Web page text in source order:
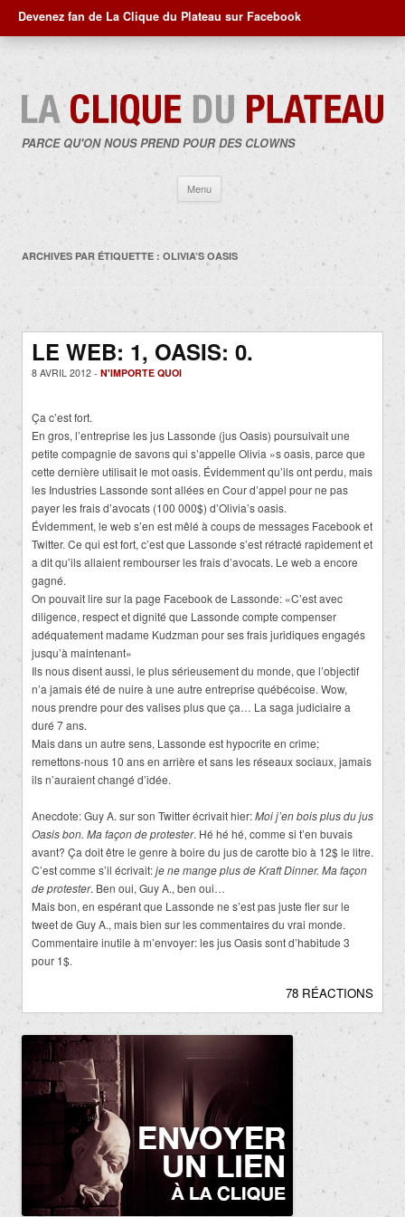
Devenez fan de La Clique du Plateau sur Facebook
PARCE QU'ON NOUS PREND POUR DES CLOWNS
Menu
contenu
ARCHIVES PAR ÉTIQUETTE : OLIVIA’S OASIS
LE WEB: 1, OASIS: 0.
8 AVRIL 2012 - N'IMPORTE QUOI
Ça c’est fort.
En gros, l’entreprise les jus Lassonde (jus Oasis) poursuivait une
petite compagnie de savons qui s’appelle Olivia »s oasis, parce que
cette dernière utilisait le mot oasis. Évidemment qu’ils ont perdu, mais
les Industries Lassonde sont allées en Cour d’appel pour ne pas
payer les frais d’avocats (100 000$) d’Olivia’s oasis.
Évidemment, le web s’en est mêlé à coups de messages Facebook et
Twitter. Ce qui est fort, c’est que Lassonde s’est rétracté rapidement et
a dit qu’ils allaient rembourser les frais d’avocats. Le web a encore
gagné.
On pouvait lire sur la page Facebook de Lassonde: «C’est avec
diligence, respect et dignité que Lassonde compte compenser
adéquatement madame Kudzman pour ses frais juridiques engagés
jusqu’à maintenant»
Ils nous disent aussi, le plus sérieusement du monde, que l’objectif
n’a jamais été de nuire à une autre entreprise québécoise. Wow,
nous prendre pour des valises plus que ça… La saga judiciaire a
duré 7 ans.
Mais dans un autre sens, Lassonde est hypocrite en crime;
remettons-nous 10 ans en arrière et sans les réseaux sociaux, jamais
ils n’auraient changé d’idée.
Anecdote: Guy A. sur son Twitter écrivait hier:Moi j’en bois plus du jus
Oasis bon. Ma façon de protester. Hé hé hé, comme si t’en buvais
avant? Ça doit être le genre à boire du jus de carotte bio à 12$ le litre.
C’est comme s’il écrivait:je ne mange plus de Kraft Dinner. Ma façon
de protester. Ben oui, Guy A., ben oui…
Mais bon, en espérant que Lassonde ne s’est pas juste fier sur le
tweet de Guy A., mais bien sur les commentaires du vrai monde.
Commentaire inutile à m’envoyer: les jus Oasis sont d’habitude 3
pour 1$.
78 RÉACTIONS